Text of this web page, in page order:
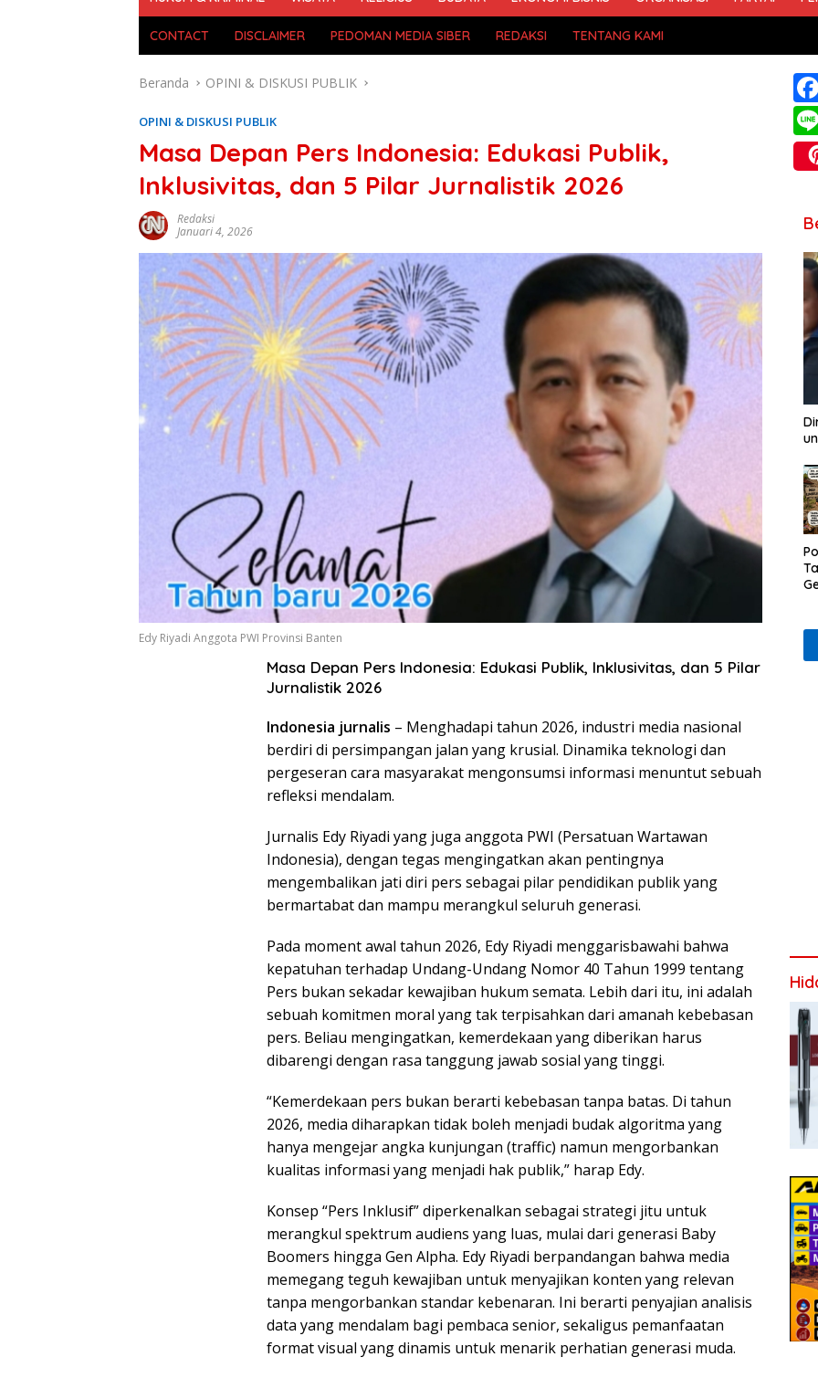
CONTACT DISCLAIMER PEDOMAN MEDIA SIBER REDAKSI TENTANG KAMI
Beranda OPINI & DISKUSI PUBLIK
OPINI & DISKUSI PUBLIK
Masa Depan Pers Indonesia: Edukasi Publik,
Inklusivitas, dan 5 Pilar Jurnalistik 2026
Redaksi
Januari 4, 2026
Edy Riyadi Anggota PWI Provinsi Banten
Masa Depan Pers Indonesia: Edukasi Publik, Inklusivitas, dan 5 Pilar
Jurnalistik 2026
Indonesia jurnalis – Menghadapi tahun 2026, industri media nasional
berdiri di persimpangan jalan yang krusial. Dinamika teknologi dan
pergeseran cara masyarakat mengonsumsi informasi menuntut sebuah
refleksi mendalam.
Jurnalis Edy Riyadi yang juga anggota PWI (Persatuan Wartawan
Indonesia), dengan tegas mengingatkan akan pentingnya
mengembalikan jati diri pers sebagai pilar pendidikan publik yang
bermartabat dan mampu merangkul seluruh generasi.
Pada moment awal tahun 2026, Edy Riyadi menggarisbawahi bahwa
kepatuhan terhadap Undang-Undang Nomor 40 Tahun 1999 tentang
Pers bukan sekadar kewajiban hukum semata. Lebih dari itu, ini adalah
sebuah komitmen moral yang tak terpisahkan dari amanah kebebasan
pers. Beliau mengingatkan, kemerdekaan yang diberikan harus
dibarengi dengan rasa tanggung jawab sosial yang tinggi.
“Kemerdekaan pers bukan berarti kebebasan tanpa batas. Di tahun
2026, media diharapkan tidak boleh menjadi budak algoritma yang
hanya mengejar angka kunjungan (traffic) namun mengorbankan
kualitas informasi yang menjadi hak publik,” harap Edy.
Konsep “Pers Inklusif” diperkenalkan sebagai strategi jitu untuk
merangkul spektrum audiens yang luas, mulai dari generasi Baby
Boomers hingga Gen Alpha. Edy Riyadi berpandangan bahwa media
memegang teguh kewajiban untuk menyajikan konten yang relevan
tanpa mengorbankan standar kebenaran. Ini berarti penyajian analisis
data yang mendalam bagi pembaca senior, sekaligus pemanfaatan
format visual yang dinamis untuk menarik perhatian generasi muda.